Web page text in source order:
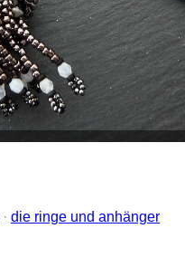
· die ringe und anhänger